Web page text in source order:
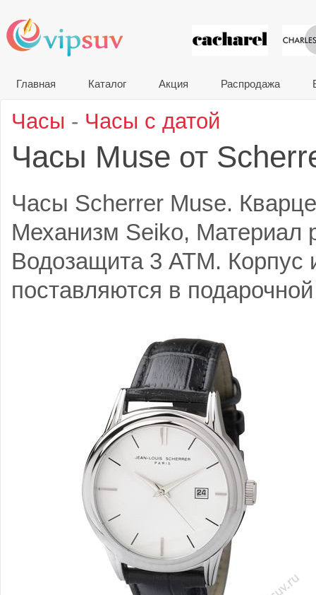
VIP
Главная Каталог Акция Распродажа
Часы - Часы с датой
Часы Muse от
Часы Scherrer Muse.
Механизм Seiko, Материал
Водозащита 3 АТМ. Корпус
поставляются в